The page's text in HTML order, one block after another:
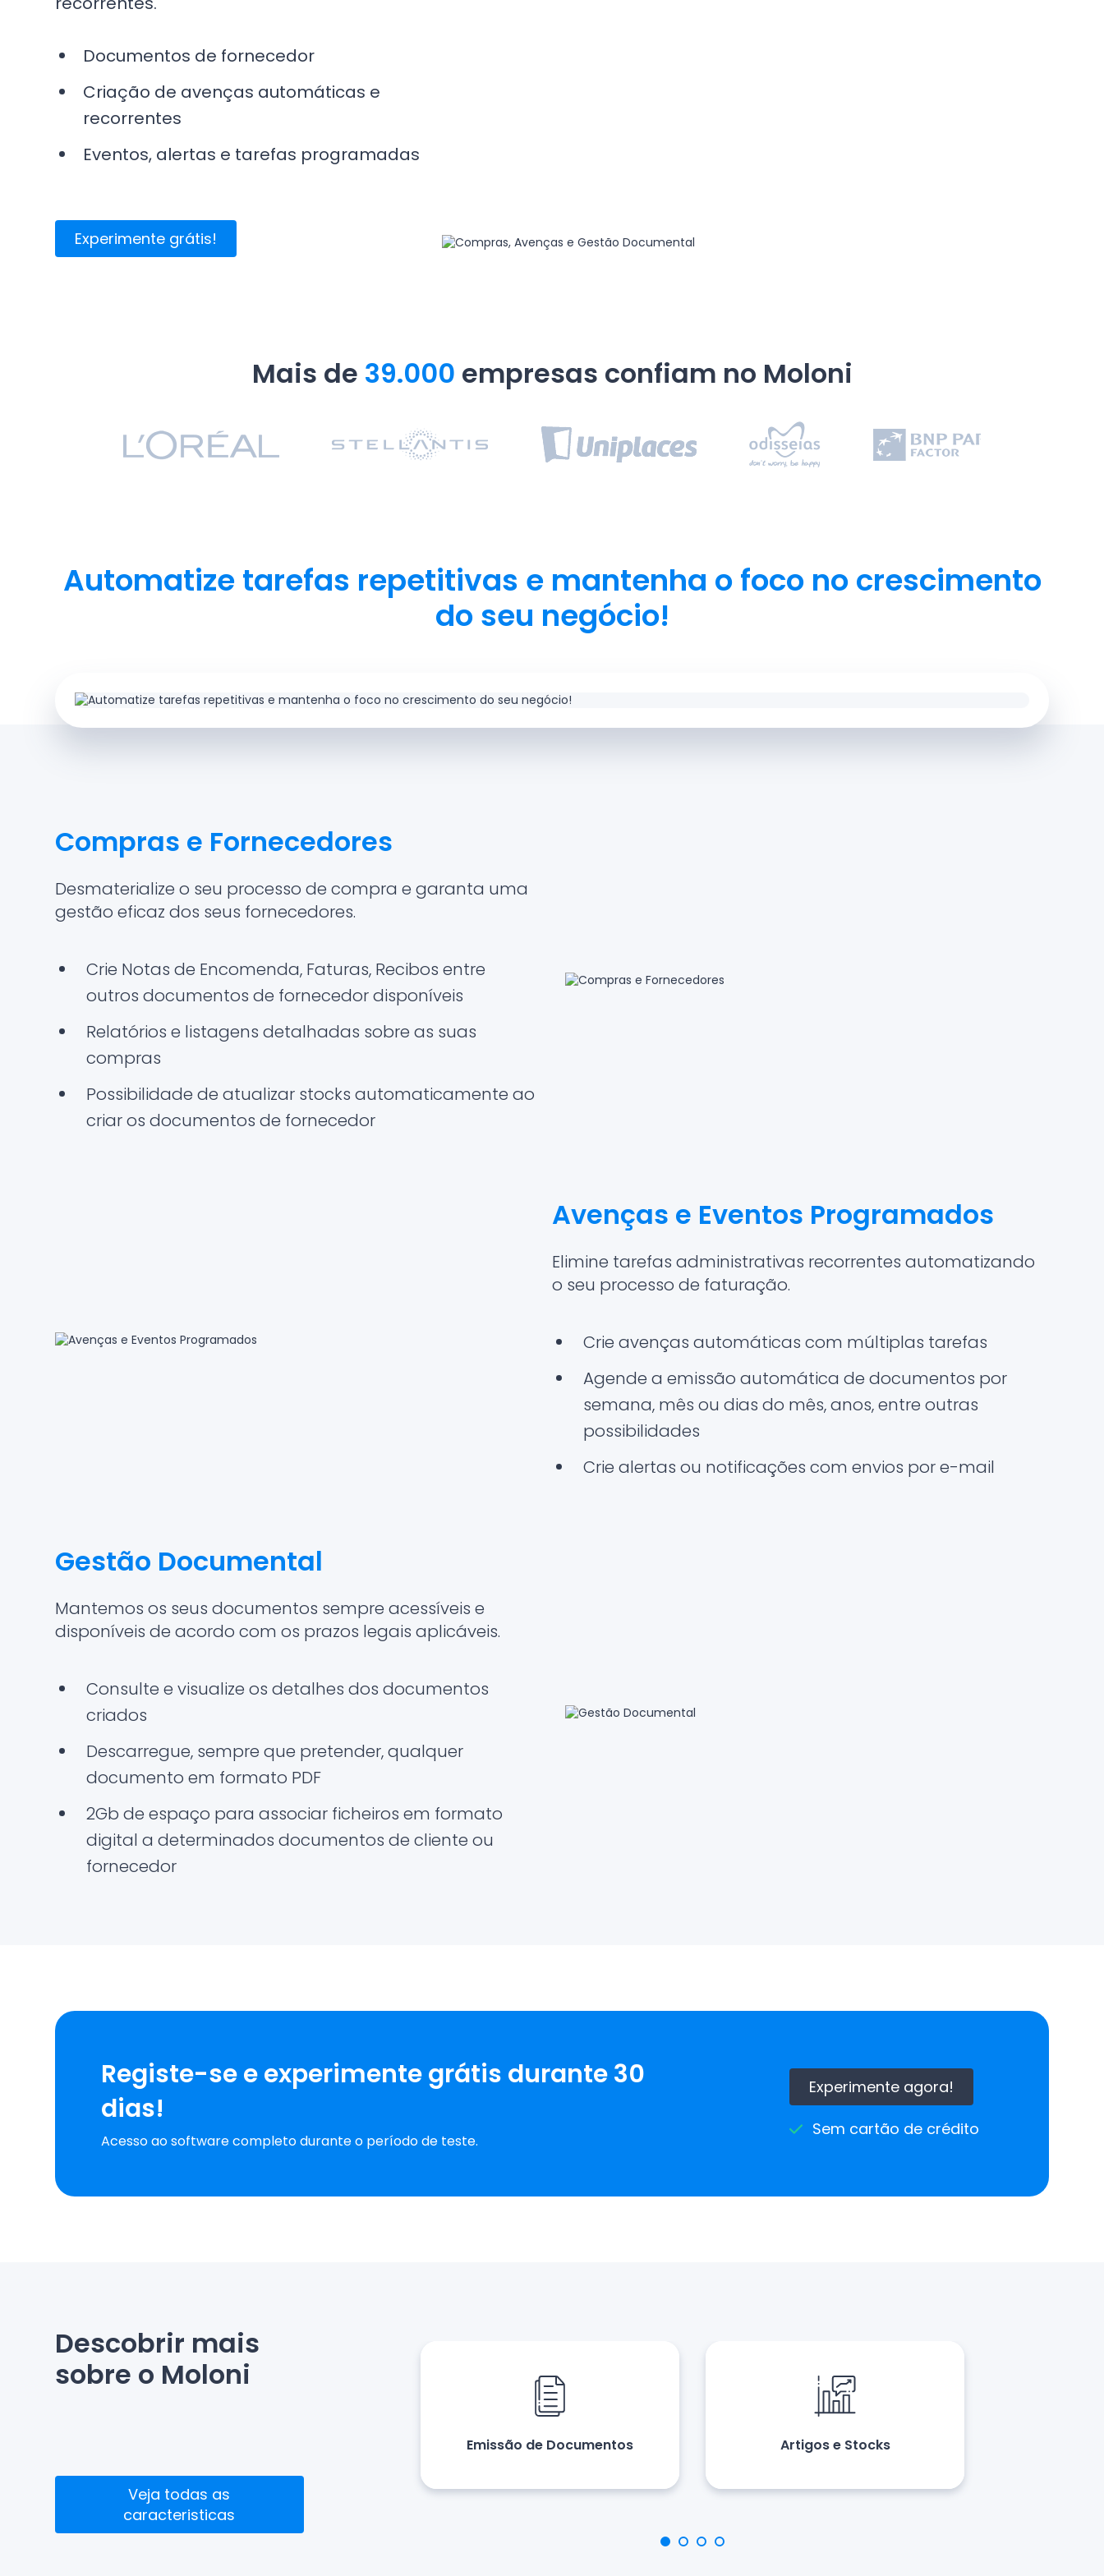
Documentos de fornecedor
Criação de avenças automáticas e
recorrentes
Eventos, alertas e tarefas programadas
Experimente grátis!
Mais de 39.000 empresas confiam no Moloni
Automatize tarefas repetitivas e mantenha o foco no crescimento
do seu negócio!
Compras e Fornecedores
Desmaterialize o seu processo de compra e garanta uma
gestão eficaz dos seus fornecedores.
Crie Notas de Encomenda, Faturas, Recibos entre
outros documentos de fornecedor disponíveis
Relatórios e listagens detalhadas sobre as suas
compras
Possibilidade de atualizar stocks automaticamente ao
criar os documentos de fornecedor
Avenças e Eventos Programados
Elimine tarefas administrativas recorrentes automatizando
o seu processo de faturação.
Crie avenças automáticas com múltiplas tarefas
Agende a emissão automática de documentos por
semana, mês ou dias do mês, anos, entre outras
possibilidades
Crie alertas ou notificações com envios por e-mail
Gestão Documental
Mantemos os seus documentos sempre acessíveis e
disponíveis de acordo com os prazos legais aplicáveis.
Consulte e visualize os detalhes dos documentos
criados
Descarregue, sempre que pretender, qualquer
documento em formato PDF
2Gb de espaço para associar ficheiros em formato
digital a determinados documentos de cliente ou
fornecedor
Registe-se e experimente grátis durante 30
dias!
Acesso ao software completo durante o período de teste.
Experimente agora!
Sem cartão de crédito
Descobrir mais
sobre o Moloni
Veja todas as
caracteristicas
Emissão de Documentos Artigos e Stocks